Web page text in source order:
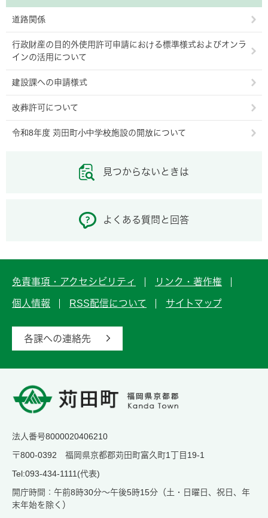
道路関係
行政財産の目的外使用許可申請における標準様式およびオンラ
インの活用について
建設課への申請様式
改葬許可について
令和8年度 苅田町小中学校施設の開放について
見つからないときは
よくある質問と回答
免責事項・アクセシビリティ リンク・著作権
個人情報 RSS配信について サイトマップ
各課への連絡先
法人番号8000020406210
〒800-0392 福岡県京都郡苅田町富久町1丁目19-1
Tel:093-434-1111(代表)
開庁時間：午前8時30分～午後5時15分（土・日曜日、祝日、年
末年始を除く）